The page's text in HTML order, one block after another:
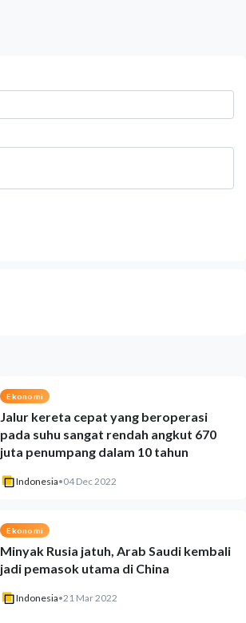
Ekonomi
Jalur kereta cepat yang beroperasi
pada suhu sangat rendah angkut 670
juta penumpang dalam 10 tahun
Indonesia•04 Dec 2022
Ekonomi
Minyak Rusia jatuh, Arab Saudi kembali
jadi pemasok utama di China
Indonesia•21 Mar 2022